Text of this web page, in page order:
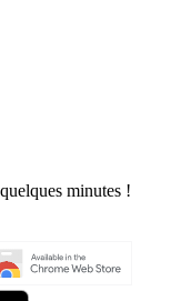
minutes !